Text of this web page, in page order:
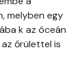
melyben egy
k az óceán
őrülettel is